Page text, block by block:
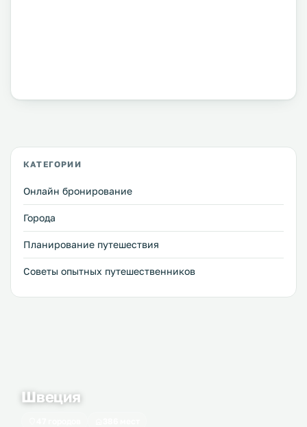
КАТЕГОРИИ
Онлайн бронирование
Города
Планирование путешествия
Советы опытных путешественников
Швеция